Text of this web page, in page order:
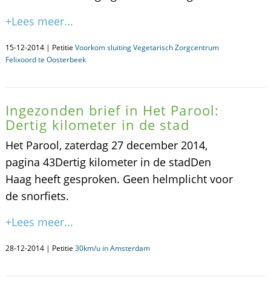
+Lees meer...
15-12-2014 | Petitie Voorkom sluiting Vegetarisch Zorgcentrum
Felixoord te Oosterbeek
Ingezonden brief in Het Parool:
Dertig kilometer in de stad
Het Parool, zaterdag 27 december 2014,
pagina 43Dertig kilometer in de stadDen
Haag heeft gesproken. Geen helmplicht voor
de snorfiets.
+Lees meer...
28-12-2014 | Petitie 30km/u in Amsterdam